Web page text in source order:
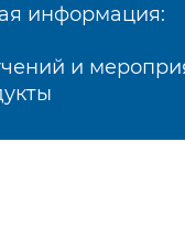
информация:
и